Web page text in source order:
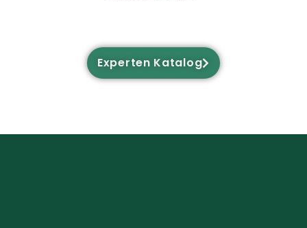
Experten Katalog